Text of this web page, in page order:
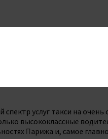
услуг такси на
высококлассные
Парижа и, самое